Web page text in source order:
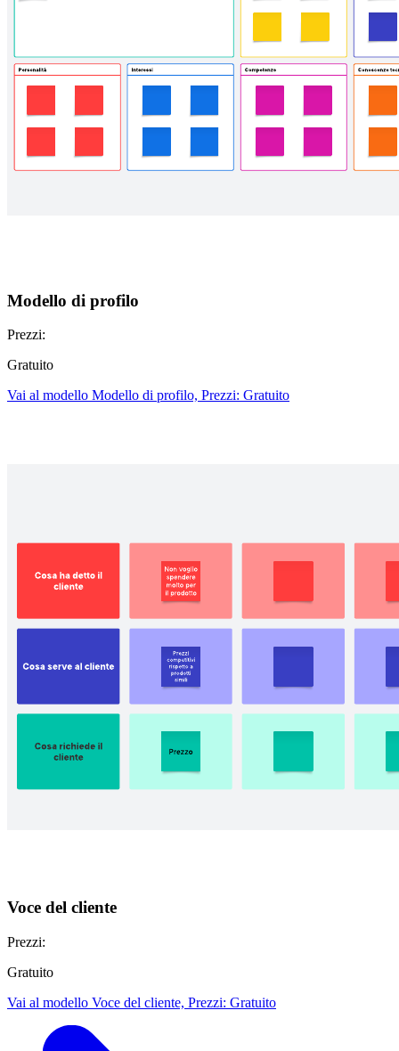
Modello di profilo
Prezzi:
Gratuito
Vai al modello Modello di profilo, Prezzi: Gratuito
Voce del cliente
Prezzi:
Gratuito
Vai al modello Voce del cliente, Prezzi: Gratuito